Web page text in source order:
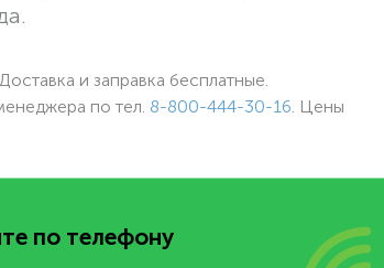
и заправка бесплатные.
по тел. 8-800-444-30-16 . Цены
по телефону